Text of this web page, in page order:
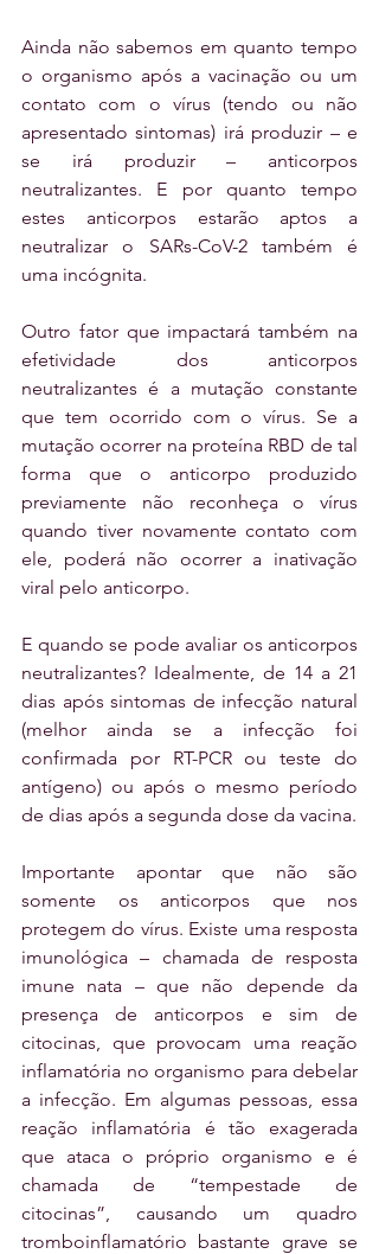
Ainda não sabemos em quanto tempo
o organismo após a vacinação ou um
contato com o vírus (tendo ou não
apresentado sintomas) irá produzir – e
se irá produzir – anticorpos
neutralizantes. E por quanto tempo
estes anticorpos estarão aptos a
neutralizar o SARs-CoV-2 também é
uma incógnita.
Outro fator que impactará também na
efetividade dos anticorpos
neutralizantes é a mutação constante
que tem ocorrido com o vírus. Se a
mutação ocorrer na proteína RBD de tal
forma que o anticorpo produzido
previamente não reconheça o vírus
quando tiver novamente contato com
ele, poderá não ocorrer a inativação
viral pelo anticorpo.
E quando se pode avaliar os anticorpos
neutralizantes? Idealmente, de 14 a 21
dias após sintomas de infecção natural
(melhor ainda se a infecção foi
confirmada por RT-PCR ou teste do
antígeno) ou após o mesmo período
de dias após a segunda dose da vacina.
Importante apontar que não são
somente os anticorpos que nos
protegem do vírus. Existe uma resposta
imunológica – chamada de resposta
imune nata – que não depende da
presença de anticorpos e sim de
citocinas, que provocam uma reação
inflamatória no organismo para debelar
a infecção. Em algumas pessoas, essa
reação inflamatória é tão exagerada
que ataca o próprio organismo e é
chamada de “tempestade de
citocinas”, causando um quadro
tromboinflamatório bastante grave se